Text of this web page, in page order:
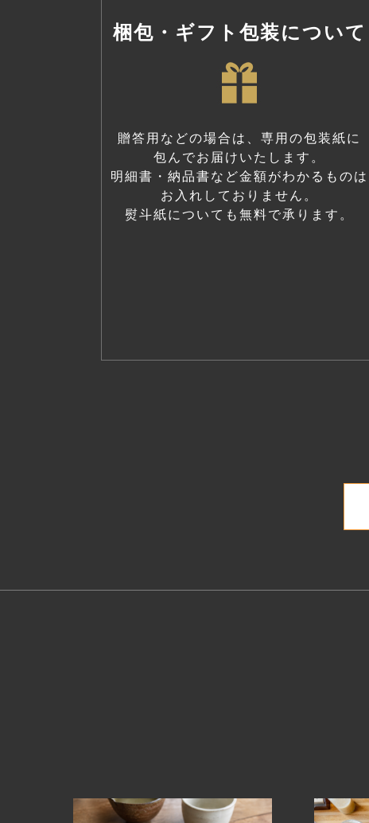
梱包・ギフト包装について
贈答用などの場合は、専用の包装紙に
包んでお届けいたします。
明細書・納品書など金額がわかるものは
お入れしておりません。
熨斗紙についても無料で承ります。